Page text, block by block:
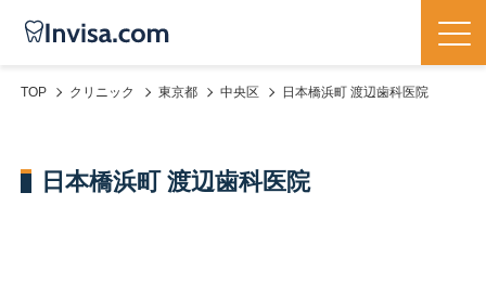
TOP クリニック 東京都 中央区 日本橋浜町 渡辺歯科医院
日本橋浜町 渡辺歯科医院